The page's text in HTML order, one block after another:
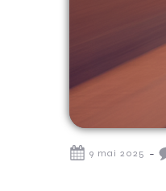
9 mai 2025 -